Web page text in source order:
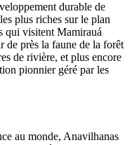
durable de
plus riches sur le plan
qui visitent Mamirauá
de près la faune de la forêt
de rivière, et plus encore
pionnier géré par les
au monde, Anavilhanas